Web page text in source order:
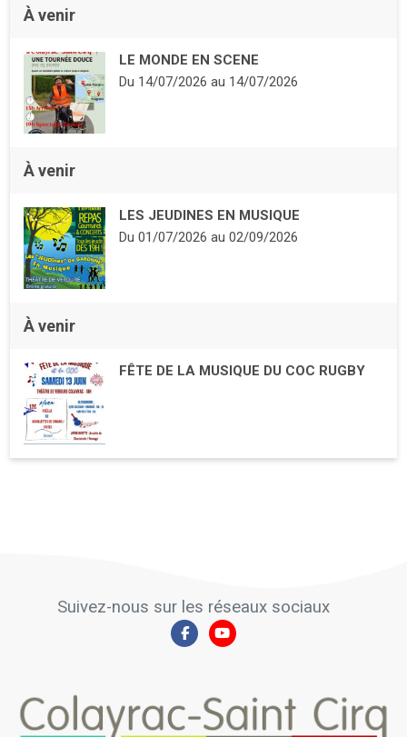
À venir
LE MONDE EN SCENE
Du 14/07/2026au 14/07/2026
À venir
LES JEUDINES EN MUSIQUE
Du 01/07/2026au 02/09/2026
À venir
FÊTE DE LA MUSIQUE DU COC RUGBY
Suivez-nous sur les réseaux sociaux